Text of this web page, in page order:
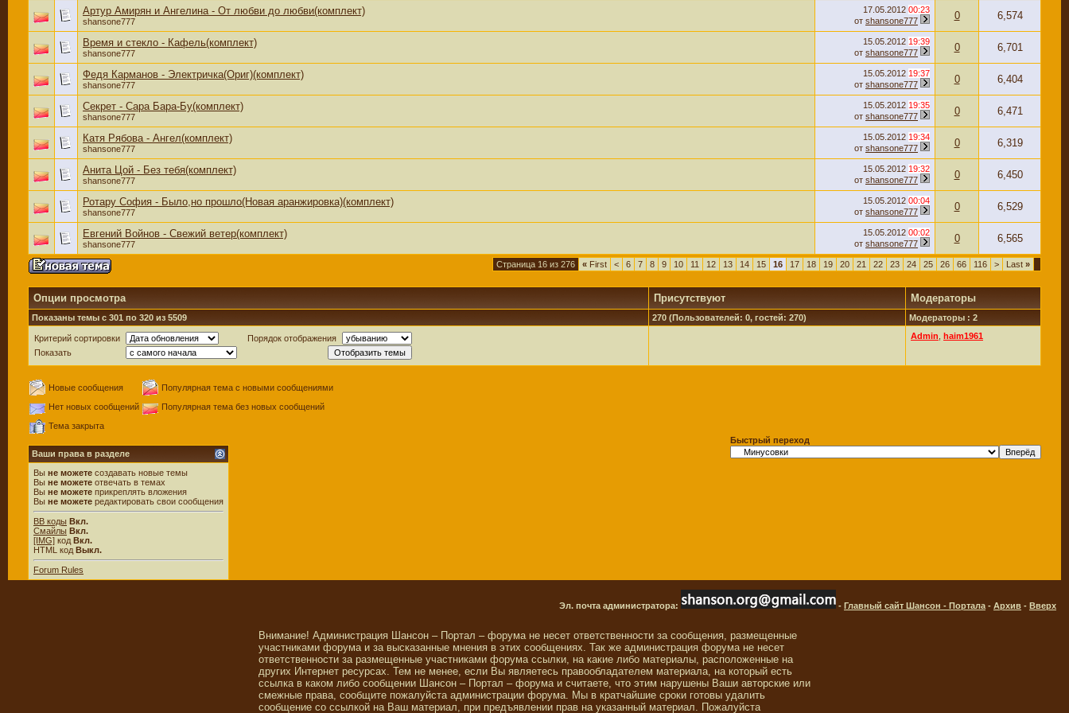
Артур Амирян и Ангелина - От любви до любви(комплект)
shansone777
17.05.2012 00:23
от shansone777 0 6,574
Время и стекло - Кафель(комплект)
shansone777
15.05.2012 19:39
от shansone777 0 6,701
Федя Карманов - Электричка(Ориг)(комплект)
shansone777
15.05.2012 19:37
от shansone777 0 6,404
Секрет - Сара Бара-Бу(комплект)
shansone777
15.05.2012 19:35
от shansone777 0 6,471
Катя Рябова - Ангел(комплект)
shansone777
15.05.2012 19:34
от shansone777 0 6,319
Анита Цой - Без тебя(комплект)
shansone777
15.05.2012 19:32
от shansone777 0 6,450
Ротару София - Было,но прошло(Новая аранжировка)(комплект)
shansone777
15.05.2012 00:04
от shansone777 0 6,529
Евгений Войнов - Cвежий ветер(комплект)
shansone777
15.05.2012 00:02
от shansone777 0 6,565
Страница 16 из 276 « First < 6 7 8 9 10 11 12 13 14 15 16 17 18 19 20 21 22 23 24 25 26 66 116 > Last »
Опции просмотра Присутствуют Модераторы
Показаны темы с 301 по 320 из 5509 270 (Пользователей: 0, гостей: 270) Модераторы : 2
Критерий сортировки
Порядок отображения
Показать
Admin haim1961
Новые сообщения
Популярная тема с новыми сообщениями
Нет новых сообщений
Популярная тема без новых сообщений
Тема закрыта
Ваши права в разделе
Вы не можете создавать новые темы
Вы не можете отвечать в темах
Вы не можете прикреплять вложения
Вы не можете редактировать свои сообщения
BB коды Вкл.
Смайлы Вкл.
[IMG] код Вкл.
HTML код Выкл.
Forum Rules
Быстрый переход
Эл. почта администратора: - Главный сайт Шансон - Портала - Архив - Вверх
Внимание! Администрация Шансон – Портал – форума не несет ответственности за сообщения, размещенные
участниками форума и за высказанные мнения в этих сообщениях. Так же администрация форума не несет
ответственности за размещенные участниками форума ссылки, на какие либо материалы, расположенные на
других Интернет ресурсах. Тем не менее, если Вы являетесь правообладателем материала, на который есть
ссылка в каком либо сообщении Шансон – Портал – форума и считаете, что этим нарушены Ваши авторские или
смежные права, сообщите пожалуйста администрации форума. Мы в кратчайшие сроки готовы удалить
сообщение со ссылкой на Ваш материал, при предъявлении прав на указанный материал. Пожалуйста